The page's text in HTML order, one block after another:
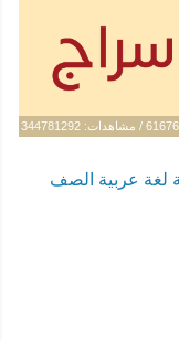
لغة عربية الصف